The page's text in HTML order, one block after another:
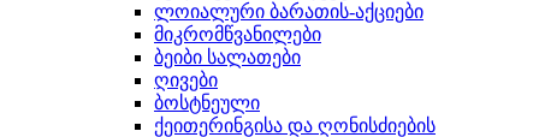
ლოიალური ბარათის-აქციები
მიკრომწვანილები
ბეიბი სალათები
ღივები
ბოსტნეული
ქეითერინგისა და ღონისძიების